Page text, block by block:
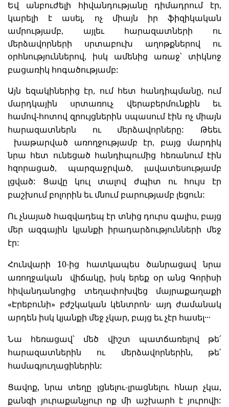
Եվ անբուժելի հիվանդությանը դիմադրում էր,
կարելի է ասել, ոչ միայն իր ֆիզիկական
ամրությամբ, այլեւ հարազատների ու
մերձավորների սրտաբուխ աղոթքներով ու
օրհնություններով, իսկ ամենից առաջ՝ տիկնոջ
բացառիկ հոգածությամբ:
Այն եզակիներից էր, ում հետ հանդիպմանը, ում
մարդկային սրտառուչ վերաբերմունքին եւ
համով-հոտով զրույցներին սպասում էին ոչ միայն
հարազատներն ու մերձավորները: Թեեւ
խաթարված առողջությամբ էր, բայց մարդիկ
նրա հետ ունեցած հանդիպումից հեռանում էին
հզորացած, պարզաջրված, լավատեսությամբ
լցված: Ցավը կուլ տալով ժպիտ ու հույս էր
բաշխում բոլորին եւ մնում բարությամբ լեցուն:
Ու չնայած հազվադեպ էր տնից դուրս գալիս, բայց
մեր ազգային կյանքի իրադարձությունների մեջ
էր:
Հունվարի 10-ից հատկապես ծանրացավ նրա
առողջական վիճակը, իսկ երեք օր անց Գորիսի
հիվանդանոցից տեղափոխվեց մայրաքաղաքի
«Էրեբունի» բժշկական կենտրոն․ այդ ժամանակ
արդեն իսկ կյանքի մեջ չկար, բայց եւ չէր հասել․․․
Նա հեռացավ՝ մեծ վիշտ պատճառելով թե՛
հարազատներին ու մերձավորներին, թե՛
համագյուղացիներին:
Ցավոք, նրա տեղը լցնելու-լրացնելու հնար չկա,
քանզի յուրաքանչյուր ոք մի աշխարհ է յուրովի: